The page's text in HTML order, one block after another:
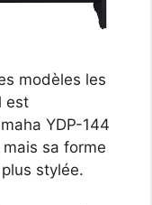
modèles les
est
YDP-144
sa forme
stylée.